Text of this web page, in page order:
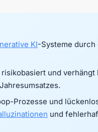
KI-Systeme durch
und
Prozesse und
und